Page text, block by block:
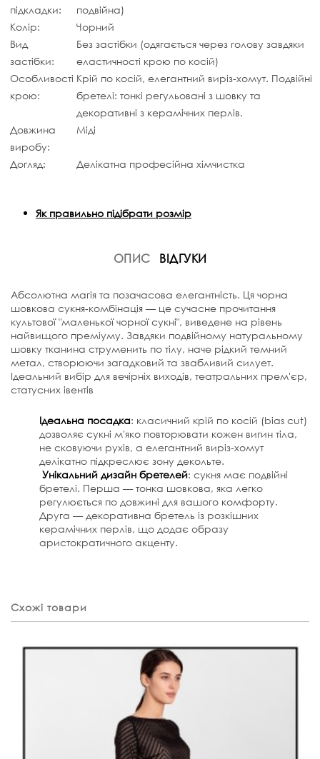
підкладки:
подвійна)
Колір:
Чорний
Вид
застібки:
Без застібки (одягається через голову завдяки
еластичності крою по косій)
Особливості
крою:
Крій по косій, елегантний виріз-хомут. Подвійні
бретелі: тонкі регульовані з шовку та
декоративні з керамічних перлів.
Довжина
виробу:
Міді
Догляд: Делікатна професійна хімчистка
Як правильно підібрати розмір
ОПИС ВІДГУКИ
Абсолютна магія та позачасова елегантність. Ця чорна
шовкова сукня-комбінація — це сучасне прочитання
культової "маленької чорної сукні", виведене на рівень
найвищого преміуму. Завдяки подвійному натуральному
шовку тканина струменить по тілу, наче рідкий темний
метал, створюючи загадковий та звабливий силует.
Ідеальний вибір для вечірніх виходів, театральних прем'єр,
статусних івентів
Ідеальна посадка: класичний крій по косій (bias cut)
дозволяє сукні м'яко повторювати кожен вигин тіла,
не сковуючи рухів, а елегантний виріз-хомут
делікатно підкреслює зону декольте.
Унікальний дизайн бретелей: сукня має подвійні
бретелі. Перша — тонка шовкова, яка легко
регулюється по довжині для вашого комфорту.
Друга — декоративна бретель із розкішних
керамічних перлів, що додає образу
аристократичного акценту.
Схожі товари